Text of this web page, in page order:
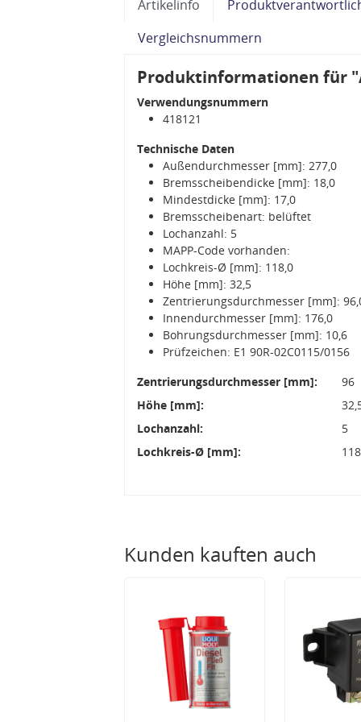
Artikelinfo
Vergleichsnummern
Produktinformationen für
Verwendungsnummern
418121
Technische Daten
Außendurchmesser [mm]: 277,0
Bremsscheibendicke [mm]: 18,0
Mindestdicke [mm]: 17,0
Bremsscheibenart: belüftet
Lochanzahl: 5
MAPP-Code vorhanden:
Lochkreis-Ø [mm]: 118,0
Höhe [mm]: 32,5
Zentrierungsdurchmesser [mm]:
Innendurchmesser [mm]: 176,0
Bohrungsdurchmesser [mm]: 10,6
Prüfzeichen: E1 90R-02C0115/0156
Zentrierungsdurchmesser [mm]:
96
Höhe [mm]:
Lochanzahl:
5
Lochkreis-Ø [mm]:
118
Kunden kauften auch